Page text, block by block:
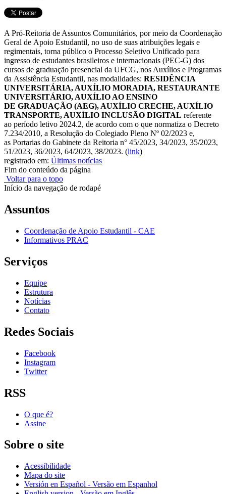
A Pró-Reitoria de Assuntos Comunitários, por meio da Coordenação
Geral de Apoio Estudantil, no uso de suas atribuições legais e
regimentais, torna público o Processo Seletivo Unificado para
ingresso de estudantes brasileiros e internacionais (PEC-G) dos
cursos de graduação presencial da UFCG, nos Auxílios e Programas
da Assistência Estudantil, nas modalidades: RESIDÊNCIA
UNIVERSITÁRIA, AUXÍLIO MORADIA, RESTAURANTE
UNIVERSITÁRIO, AUXÍLIO AO ENSINO
DE GRADUAÇÃO (AEG), AUXÍLIO CRECHE, AUXÍLIO
TRANSPORTE, AUXÍLIO INCLUSÃO DIGITAL referente
ao período letivo 2024.2, de acordo com o que normatiza o Decreto
7.234/2010, a Resolução do Colegiado Pleno Nº 02/2023 e,
as Portarias do Gabinete da Reitoria n° 45/2023, 34/2023, 35/2023,
51/2023, 36/2023, 64/2023, 38/2023. (link)
registrado em: Últimas notícias
Fim do conteúdo da página
Voltar para o topo
Início da navegação de rodapé
Assuntos
Coordenação de Apoio Estudantil - CAE
Informativos PRAC
Serviços
Equipe
Estrutura
Notícias
Contato
Redes Sociais
Facebook
Instagram
Twitter
RSS
O que é?
Assine
Sobre o site
Acessibilidade
Mapa do site
Versión en Español - Versão em Espanhol